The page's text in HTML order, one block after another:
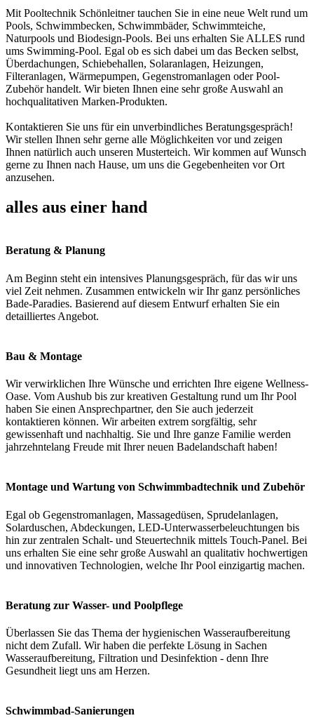
Mit Pooltechnik Schönleitner tauchen Sie in eine neue Welt rund um
Pools, Schwimmbecken, Schwimmbäder, Schwimmteiche,
Naturpools und Biodesign-Pools. Bei uns erhalten Sie ALLES rund
ums Swimming-Pool. Egal ob es sich dabei um das Becken selbst,
Überdachungen, Schiebehallen, Solaranlagen, Heizungen,
Filteranlagen, Wärmepumpen, Gegenstromanlagen oder Pool-
Zubehör handelt. Wir bieten Ihnen eine sehr große Auswahl an
hochqualitativen Marken-Produkten.
Kontaktieren Sie uns für ein unverbindliches Beratungsgespräch!
Wir stellen Ihnen sehr gerne alle Möglichkeiten vor und zeigen
Ihnen natürlich auch unseren Musterteich. Wir kommen auf Wunsch
gerne zu Ihnen nach Hause, um uns die Gegebenheiten vor Ort
anzusehen.
alles aus einer hand
Beratung & Planung
Am Beginn steht ein intensives Planungsgespräch, für das wir uns
viel Zeit nehmen. Zusammen entwickeln wir Ihr ganz persönliches
Bade-Paradies. Basierend auf diesem Entwurf erhalten Sie ein
detailliertes Angebot.
Bau & Montage
Wir verwirklichen Ihre Wünsche und errichten Ihre eigene Wellness-
Oase. Vom Aushub bis zur kreativen Gestaltung rund um Ihr Pool
haben Sie einen Ansprechpartner, den Sie auch jederzeit
kontaktieren können. Wir arbeiten extrem sorgfältig, sehr
gewissenhaft und nachhaltig. Sie und Ihre ganze Familie werden
jahrzehntelang Freude mit Ihrer neuen Badelandschaft haben!
Montage und Wartung von Schwimmbadtechnik und Zubehör
Egal ob Gegenstromanlagen, Massagedüsen, Sprudelanlagen,
Solarduschen, Abdeckungen, LED-Unterwasserbeleuchtungen bis
hin zur zentralen Schalt- und Steuertechnik mittels Touch-Panel. Bei
uns erhalten Sie eine sehr große Auswahl an qualitativ hochwertigen
und innovativen Technologien, welche Ihr Pool einzigartig machen.
Beratung zur Wasser- und Poolpflege
Überlassen Sie das Thema der hygienischen Wasseraufbereitung
nicht dem Zufall. Wir haben die perfekte Lösung in Sachen
Wasseraufbereitung, Filtration und Desinfektion - denn Ihre
Gesundheit liegt uns am Herzen.
Schwimmbad-Sanierungen